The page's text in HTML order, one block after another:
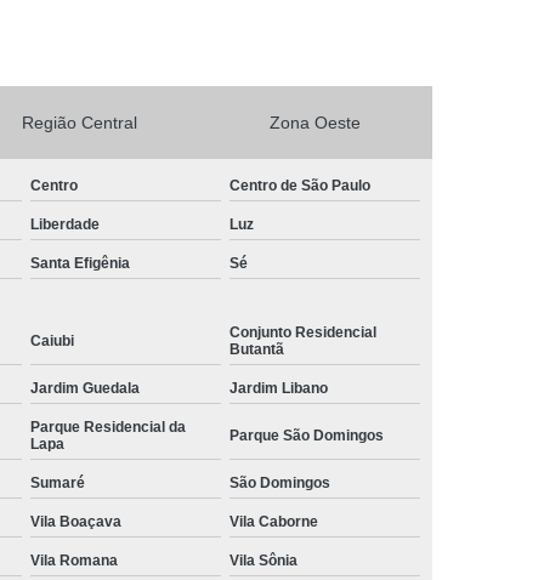
Adega Quebrada
Conserto Placa Adega
Conserto de Geladeira Expositora
Conserto de Geladeira Expositora Vertical
de Geladeira Expositora
Conserto em Geladeira Expositora
Conserto para Geladeira Expositora
Bar
Brastemp Instalação de Fogão
de Fogão
Instalação de Fogão a Gas
Instalação de Fogão Cooktop
de Fogão Gás Encanado
Instalação Fogão
Cooktop
Instalação Fogão de Embutir
Instalação de Maquina de Lavar Samsung
Região Central Zona Oeste
Centro Centro de São Paulo
Liberdade Luz
Santa Efigênia Sé
Caiubi
Conjunto Residencial
Butantã
Jardim Guedala Jardim Libano
Parque Residencial da
Lapa
Parque São Domingos
Sumaré São Domingos
Vila Boaçava Vila Caborne
Vila Romana Vila Sônia